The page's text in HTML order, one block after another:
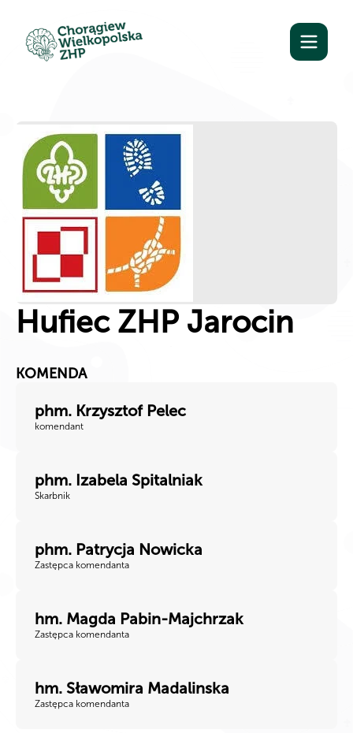
Hufiec ZHP Jarocin
KOMENDA
phm. Krzysztof Pelec
komendant
phm. Izabela Spitalniak
Skarbnik
phm. Patrycja Nowicka
Zastępca komendanta
hm. Magda Pabin-Majchrzak
Zastępca komendanta
hm. Sławomira Madalinska
Zastępca komendanta